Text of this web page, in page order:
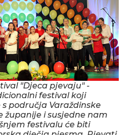
"Djeca pjevaju" -
festival koji
područja Varaždinske
županije i susjedne nam
festivalu će biti